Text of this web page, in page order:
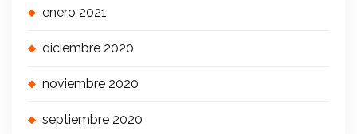
enero 2021
diciembre 2020
noviembre 2020
septiembre 2020